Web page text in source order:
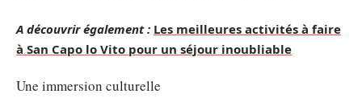
A découvrir également : Les meilleures activités à faire
à San Capo lo Vito pour un séjour inoubliable
Une immersion culturelle